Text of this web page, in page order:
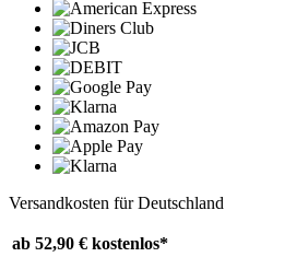
Versandkosten für Deutschland
ab 52,90 € kostenlos*